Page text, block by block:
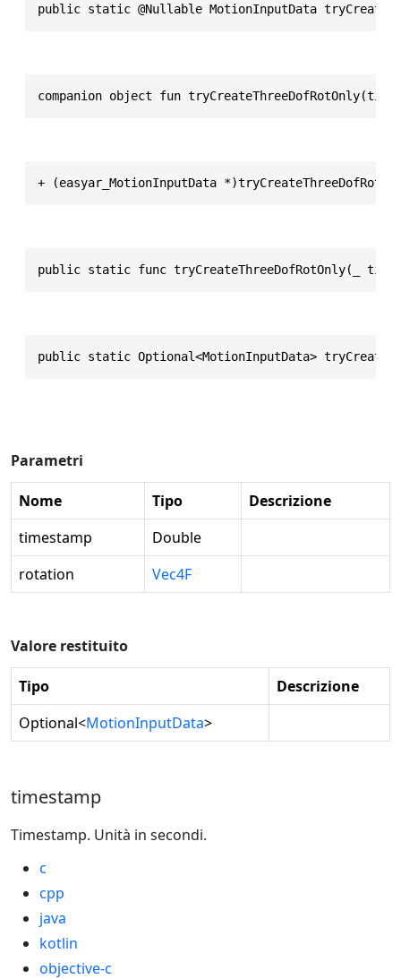
public static @Nullable MotionInputData
companion object fun
+ (easyar_MotionInputData
public static func tryCreateThreeDofRotOnly(_
public static Optional<MotionInputData>
Parametri
Nome Tipo
Descrizione
timestamp
Double
rotation
Vec4F
Valore restituito
Tipo
Descrizione
Optional<MotionInputData>
timestamp
Timestamp. Unità in secondi.
c
cpp
java
kotlin
objective-c